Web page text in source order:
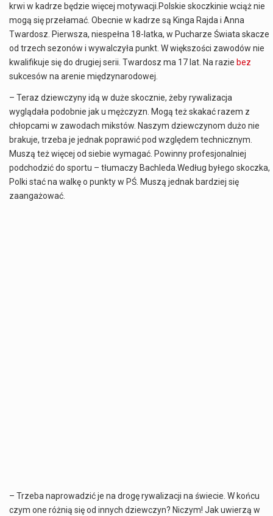
krwi w kadrze będzie więcej motywacji.Polskie skoczkinie wciąż nie
mogą się przełamać. Obecnie w kadrze są Kinga Rajda i Anna
Twardosz. Pierwsza, niespełna 18-latka, w Pucharze Świata skacze
od trzech sezonów i wywalczyła punkt. W większości zawodów nie
kwalifikuje się do drugiej serii. Twardosz ma 17 lat. Na razie bez
sukcesów na arenie międzynarodowej.
– Teraz dziewczyny idą w duże skocznie, żeby rywalizacja
wyglądała podobnie jak u mężczyzn. Mogą też skakać razem z
chłopcami w zawodach mikstów. Naszym dziewczynom dużo nie
brakuje, trzeba je jednak poprawić pod względem technicznym.
Muszą też więcej od siebie wymagać. Powinny profesjonalniej
podchodzić do sportu – tłumaczy Bachleda.Według byłego skoczka,
Polki stać na walkę o punkty w PŚ. Muszą jednak bardziej się
zaangażować.
– Trzeba naprowadzić je na drogę rywalizacji na świecie. W końcu
czym one różnią się od innych dziewczyn? Niczym! Jak uwierzą w